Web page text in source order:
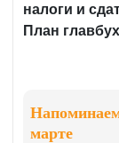
налоги и
План
марте